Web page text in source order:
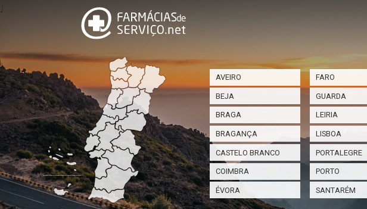
AVEIRO
BEJA
BRAGA
BRAGANÇA
CASTELO BRANCO
COIMBRA
ÉVORA
FARO
GUARDA
LEIRIA
LISBOA
PORTALEGRE
PORTO
SANTARÉM